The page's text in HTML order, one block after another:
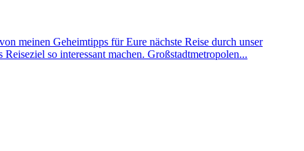
meinen Geheimtipps für Eure nächste Reise durch unser
so interessant machen. Großstadtmetropolen...